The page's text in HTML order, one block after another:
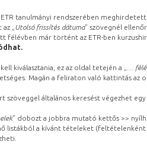
tanulmányi rendszerében
„ Utolsó frissítés dátuma” szövegnél
félévben már történt az ETR-ben
kiválasztania, ez az oldal tetején a „
…
Magán a feliraton való kattintás az
szöveggel általános keresést végezhet
” dobozt a jobbra mutató kettős >>
listákból a kívánt tételeket (feltételenként